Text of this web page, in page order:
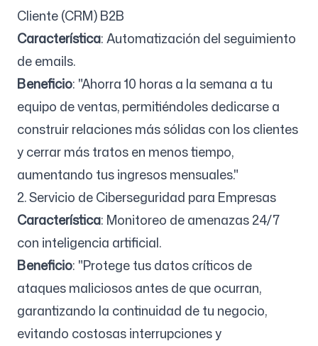
Cliente (CRM) B2B
Característica: Automatización del seguimiento
de emails.
Beneficio: "Ahorra 10 horas a la semana a tu
equipo de ventas, permitiéndoles dedicarse a
construir relaciones más sólidas con los clientes
y cerrar más tratos en menos tiempo,
aumentando tus ingresos mensuales."
2. Servicio de Ciberseguridad para Empresas
Característica: Monitoreo de amenazas 24/7
con inteligencia artificial.
Beneficio: "Protege tus datos críticos de
ataques maliciosos antes de que ocurran,
garantizando la continuidad de tu negocio,
evitando costosas interrupciones y